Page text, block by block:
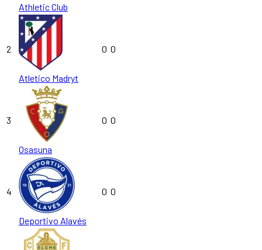
Athletic Club
2
Atletico Madryt
0 0
3
Osasuna
0 0
4
Deportivo Alavés
0 0